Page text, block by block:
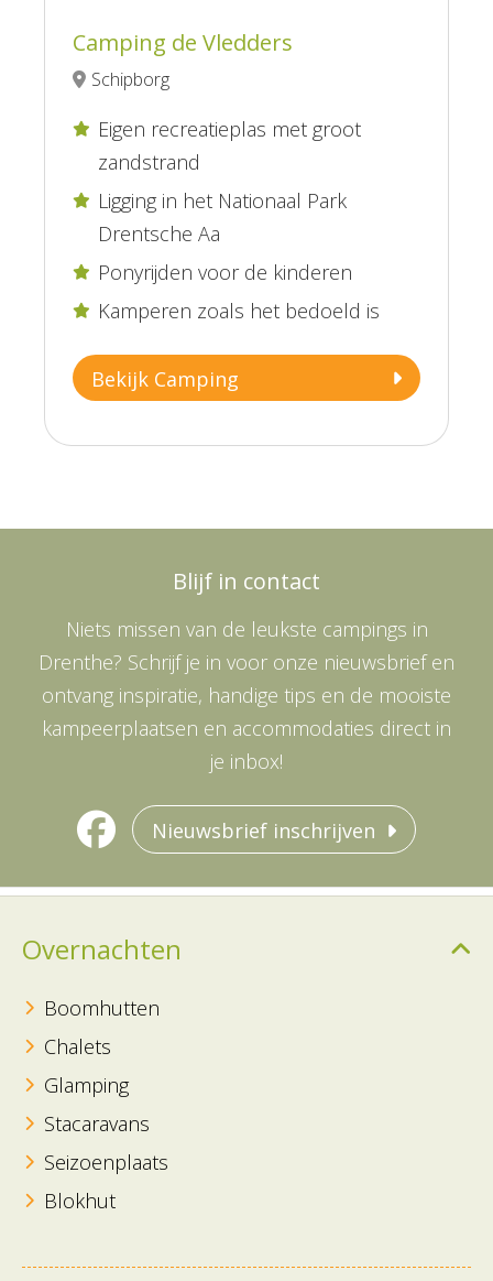
Camping de Vledders
Schipborg

Eigen recreatieplas met groot
zandstrand
 Ponyrijden voor de kinderen

Ligging in het Nationaal Park
Drentsche Aa
 Kamperen zoals het bedoeld is
Bekijk Camping
Blijf in contact
Niets missen van de leukste campings in
Drenthe? Schrijf je in voor onze nieuwsbrief en
ontvang inspiratie, handige tips en de mooiste
kampeerplaatsen en accommodaties direct in
je inbox!
Nieuwsbrief inschrijven
Overnachten
Boomhutten
Chalets
Glamping
Stacaravans
Seizoenplaats
Blokhut